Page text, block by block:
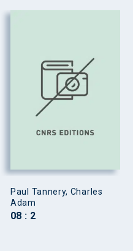
Paul Tannery, Charles
Adam
08 : 2